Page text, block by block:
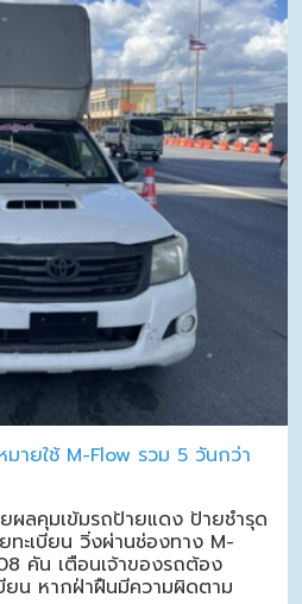
ายใช้ M-Flow รวม 5 วันกว่า
ผลคุมเข้มรถป้ายแดง ป้ายชำรุด
ะเบียน วิ่งผ่านช่องทาง M-
คัน เตือนเจ้าของรถต้อง
บียน หากฝ่าฝืนมีความผิดตาม